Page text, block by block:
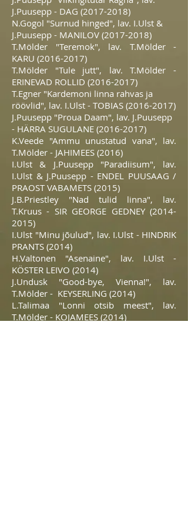
J.Puusepp - DAG (2017-2018)
N.Gogol "Surnud hinged", lav. I.Ulst &
J.Puusepp - MANILOV (2017-2018)
T.Mölder "Teremok", lav. T.Mölder -
KARU (2016-2017)
T.Mölder "Tule jutt", lav. T.Mölder -
ERINEVAD ROLLID (2016-2017)
T.Egner "Kardemoni linna rahvas ja
röövlid", lav. I.Ulst - TOBIAS (2016-2017)
J.Puusepp "Proua Daam", lav. J.Puusepp
- HÄRRA SUGULANE (2016-2017)
K.Veede "Ammu unustatud vana", lav.
T.Mölder - JAHIMEES (2016)
I.Ulst & J.Puusepp "Paradiisum", lav.
I.Ulst & J.Puusepp - ENDEL PUUSAAG /
PRAOST VABAMETS (2015)
J.B.Priestley "Nad tulid linna", lav.
T.Kruus - SIR GEORGE GEDNEY (2014-
2015)
I.Ulst "Minu jõulud", lav. I.Ulst - HINDRIK
PRANTS (2014)
H.Valtonen "Asenaine", lav. I.Ulst -
KÖSTER LEIVO (2014)
J.Undusk "Good-bye, Vienna!", lav.
T.Mölder - KEYSERLING (2014)
L.Talimaa "Lonni otsib meest", lav.
T.Mölder - KOJAMEES (2014)